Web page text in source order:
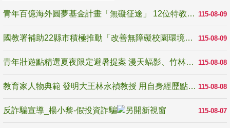
115-08-09
青年百億海外圓夢基金計畫「無礙征途」 12位特教與弱勢青年勇闖西班牙 跨越感官限制見證生命蛻變
115-08-09
國教署補助22縣市積極推動「改善無障礙校園環境計畫」 打造友善、安全、無礙學習空間
115-08-08
青年壯遊點精選夏夜限定避暑提案 漫天蝠影、竹林尋蛙、茶香夜觀 邀青年暮色出發
115-08-08
教育家人物典範 發明大王林永禎教授 用自身經歷點亮學生的路
115-08-07
反詐騙宣導_楊小黎-假投資詐騙